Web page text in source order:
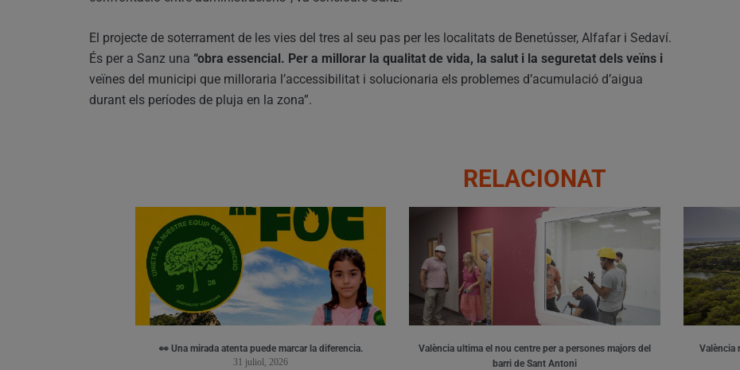
El projecte de soterrament de les vies del tres al seu pas per les localitats de Benetússer, Alfafar i Sedaví.
És per a Sanz una “obra essencial. Per a millorar la qualitat de vida, la salut i la seguretat dels veïns i
veïnes del municipi que milloraria l’accessibilitat i solucionaria els problemes d’acumulació d’aigua
durant els períodes de pluja en la zona”.
RELACIONAT
👀 Una mirada atenta puede marcar la diferencia.
31 juliol, 2026
València ultima el nou centre per a persones majors del
barri de Sant Antoni
València